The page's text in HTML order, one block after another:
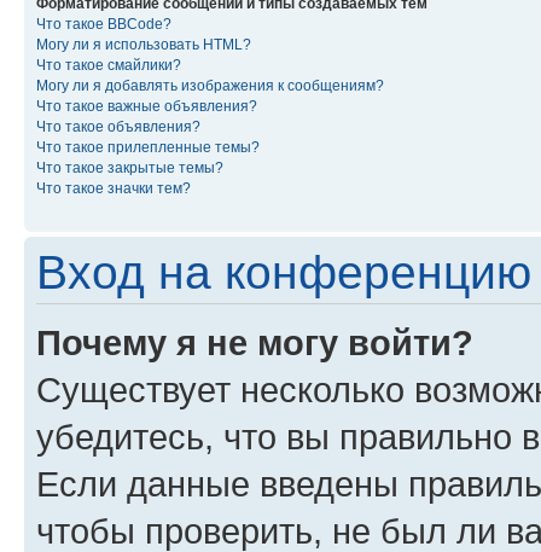
Что такое BBCode?
Могу ли я использовать HTML?
Что такое смайлики?
Могу ли я добавлять изображения к сообщениям?
Что такое важные объявления?
Что такое объявления?
Что такое прилепленные темы?
Что такое закрытые темы?
Что такое значки тем?
Вход на конференцию
Почему я не могу войти?
Существует несколько
убедитесь, что вы правильно
Если данные введены
чтобы проверить, не был ли